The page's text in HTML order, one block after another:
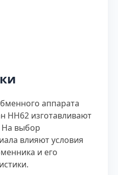
аппарата
НН62 изготавливают
На выбор
влияют условия
и его